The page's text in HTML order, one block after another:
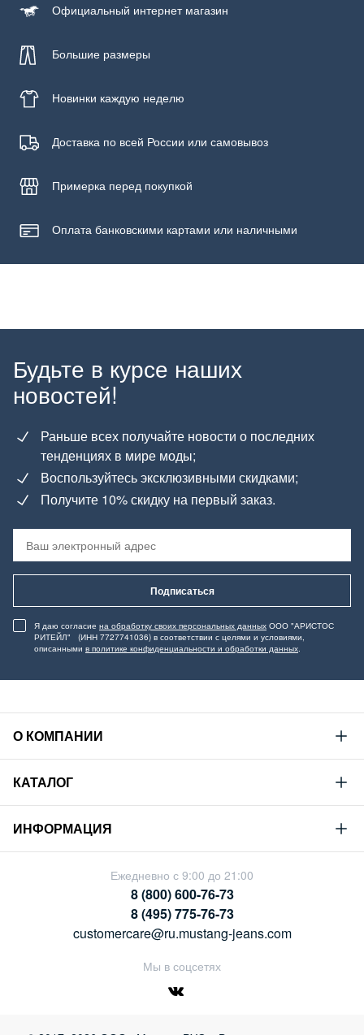
Официальный интернет магазин
Большие размеры
Новинки каждую неделю
Доставка по всей России или самовывоз
Примерка перед покупкой
Оплата банковскими картами или наличными
Будьте в курсе наших
новостей!
Раньше всех получайте новости о последних
тенденциях в мире моды;
Воспользуйтесь эксклюзивными скидками;
Получите 10% скидку на первый заказ.
Подписаться
Я даю согласие на обработку своих персональных данных ООО "АРИСТОС
РИТЕЙЛ" (ИНН 7727741036) в соответствии с целями и условиями,
описанными в политике конфиденциальности и обработки данных
О КОМПАНИИ
Mustang
Философия
Устойчивое развитие
Сотрудничество
КАТАЛОГ
Новая коллекция
Гид по мужскому дениму
Гид по женскому дениму
ИНФОРМАЦИЯ
Условия продажи
Политика конфиденциальности
Ежедневно с 9:00 до 21:00
8 (800) 600-76-73
8 (495) 775-76-73
customercare@ru.mustang-jeans.com
Мы в соцсетях